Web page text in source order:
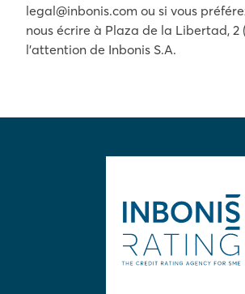
legal@inbonis.com ou si vous
nous écrire à Plaza de la Libertad, 2
l’attention de Inbonis S.A.